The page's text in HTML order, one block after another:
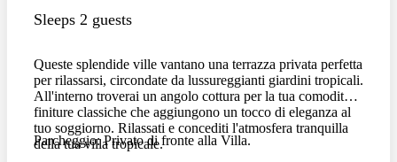
Sleeps 2 guests
Queste splendide ville vantano una terrazza privata perfetta
per rilassarsi, circondate da lussureggianti giardini tropicali.
All'interno troverai un angolo cottura per la tua comodità e
finiture classiche che aggiungono un tocco di eleganza al
tuo soggiorno. Rilassati e concediti l'atmosfera tranquilla
della tua villa tropicale.
Parcheggio: Privato di fronte alla Villa.